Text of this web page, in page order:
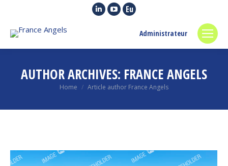
Linkedin
in
window
YouTube
in
window
Euroquity
opens
in
window
Administrateur
AUTHOR ARCHIVES: FRANCE ANGELS
You are here:
Home Article author France Angels